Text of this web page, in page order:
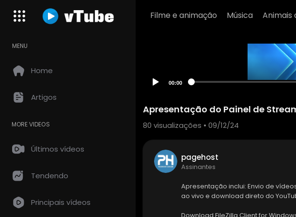
Filme e animação Música Animais
MENU
Home
Artigos
MORE VIDEOS
Últimos vídeos
Tendendo
Principais vídeos
00:00
Apresentação do Painel de
80 visualizações • 09/12/24
pagehost
Assinantes
Apresentação inclui: Envio de
ao vivo e download direto do